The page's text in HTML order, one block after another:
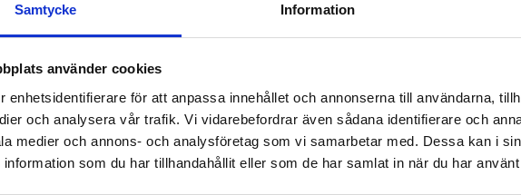
Samtycke Information
använder cookies
enhetsidentifierare för att anpassa innehållet och annonserna till användarna,
och analysera vår trafik. Vi vidarebefordrar även sådana identifierare och
medier och annons- och analysföretag som vi samarbetar med. Dessa kan i
information som du har tillhandahållit eller som de har samlat in när du har
Pedro Happy Faces 1kg
129.90 kr
Kjøp
219.90 kr
Kjøp